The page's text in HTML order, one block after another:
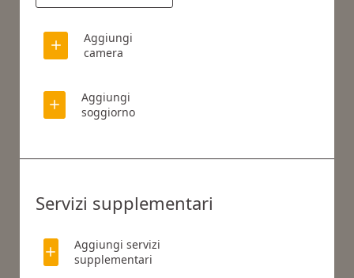
Aggiungi
camera
Aggiungi
soggiorno
Servizi supplementari
Aggiungi servizi
supplementari